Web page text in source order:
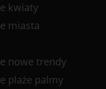
kwiaty
miasta
nowe trendy
plaże palmy